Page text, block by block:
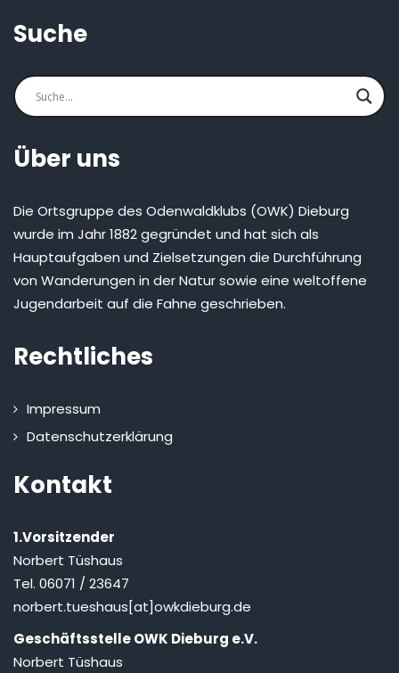
Suche
Über uns
Die Ortsgruppe des Odenwaldklubs (OWK) Dieburg
wurde im Jahr 1882 gegründet und hat sich als
Hauptaufgaben und Zielsetzungen die Durchführung
von Wanderungen in der Natur sowie eine weltoffene
Jugendarbeit auf die Fahne geschrieben.
Rechtliches
Impressum
Datenschutzerklärung
Kontakt
1.Vorsitzender
Norbert Tüshaus
Tel. 06071 / 23647
norbert.tueshaus[at]owkdieburg.de
Geschäftsstelle OWK Dieburg e.V.
Norbert Tüshaus